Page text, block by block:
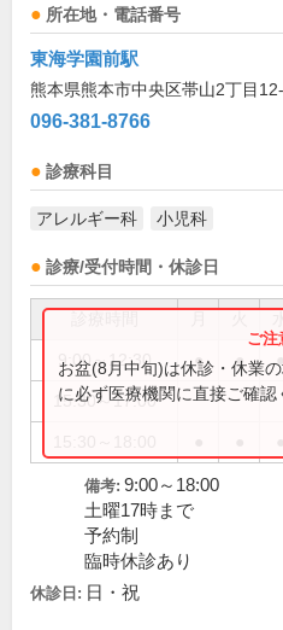
所在地・電話番号
東海学園前駅
熊本県熊本市中央区帯山2丁目
096-381-8766
診療科目
アレルギー科 小児科
診療/受付時間・休診日
9:00～12:30 ● ●
15:30～17:00
お盆(8月中旬)は休診・休業
に必ず医療機関に直接ご確認
備考: 9:00～18:00
土曜17時まで
予約制
臨時休診あり
休診日: 日・祝